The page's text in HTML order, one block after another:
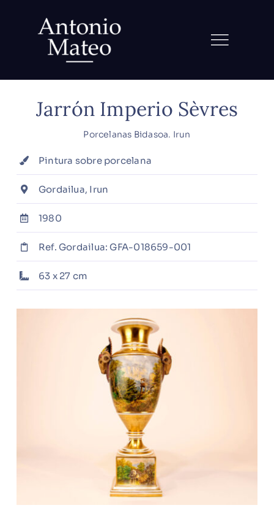
contenido
Jarrón Imperio Sèvres
Porcelanas Bidasoa. Irun
Pintura sobre porcelana
Gordailua, Irun
1980
Ref. Gordailua:GFA-018659-001
63 x 27 cm